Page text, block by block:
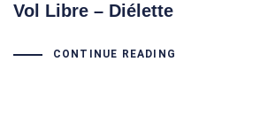
Vol Libre – Diélette
CONTINUE READING